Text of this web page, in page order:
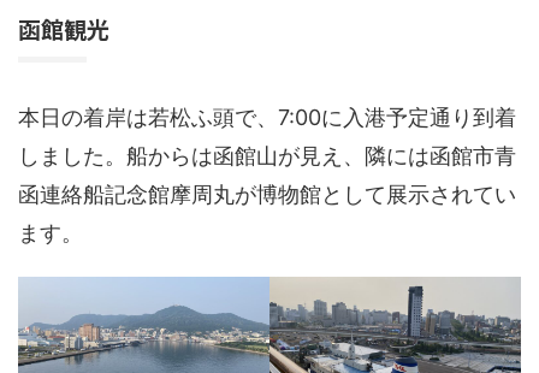
函館観光
本日の着岸は若松ふ頭で、7:00に入港予定通り到着
しました。船からは函館山が見え、隣には函館市青
函連絡船記念館摩周丸が博物館として展示されてい
ます。